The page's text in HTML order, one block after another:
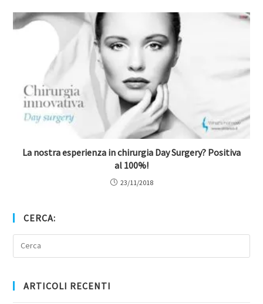
La nostra esperienza in chirurgia Day Surgery? Positiva
al 100%!
23/11/2018
CERCA:
ARTICOLI RECENTI